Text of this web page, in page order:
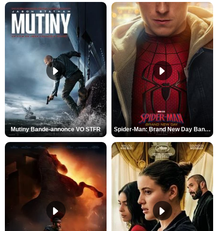
Mutiny Bande-annonce VO STFR Spider-Man: Brand New Day Bande-annonce VO STFR